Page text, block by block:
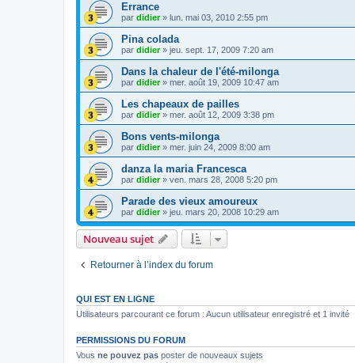
Errance
par didier» lun. mai 03, 2010 2:55 pm
Pina colada
par didier» jeu. sept. 17, 2009 7:20 am
Dans la chaleur de l'été-milonga
par didier» mer. août 19, 2009 10:47 am
Les chapeaux de pailles
par didier» mer. août 12, 2009 3:38 pm
Bons vents-milonga
par didier» mer. juin 24, 2009 8:00 am
danza la maria Francesca
par didier» ven. mars 28, 2008 5:20 pm
Parade des vieux amoureux
par didier» jeu. mars 20, 2008 10:29 am
Nouveau sujet
Retourner à l’index du forum
QUI EST EN LIGNE
Utilisateurs parcourant ce forum : Aucun utilisateur enregistré et 1 invité
PERMISSIONS DU FORUM
Vous ne pouvez pas poster de nouveaux sujets